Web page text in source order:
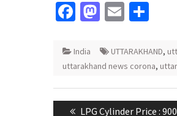
Facebook
Mastodon
Email
India UTTARAKHAND,
uttarakhand news corona,
Post
Previous
LPG Cylinder Price :